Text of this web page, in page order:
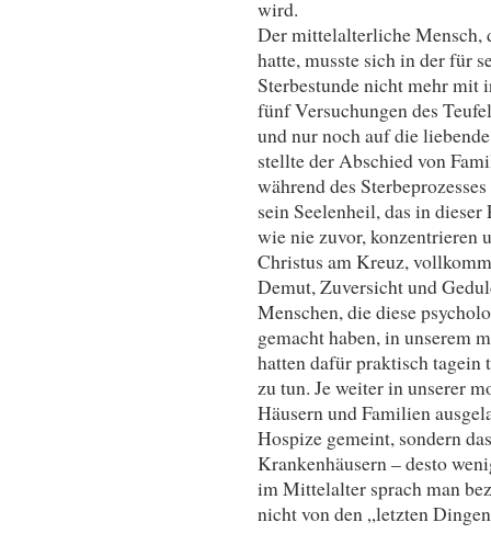
wird.
Der mittelalterliche Mensch,
hatte, musste sich in der für
Sterbestunde nicht mehr mit
fünf Versuchungen des
und nur noch auf die
stellte der Abschied von
während des
sein Seelenheil, das in dieser
wie nie zuvor, konzentrieren
Christus am Kreuz,
Demut, Zuversicht und
Menschen, die diese
gemacht haben, in unserem
hatten dafür praktisch tagein
zu tun. Je weiter in unserer
Häusern und Familien
Hospize gemeint, sondern
Krankenhäusern – desto
im Mittelalter sprach man
nicht von den „letzten